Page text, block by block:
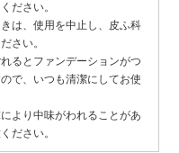
ださい。
は、使用を中止し、皮ふ科
さい。
るとファンデーションがつ
で、いつも清潔にしてお使
より中味がわれることがあ
ださい。